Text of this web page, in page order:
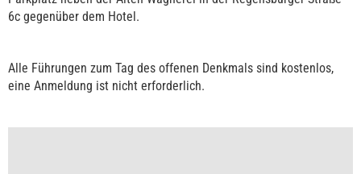
6c gegenüber dem Hotel.
Alle Führungen zum Tag des offenen Denkmals sind kostenlos,
eine Anmeldung ist nicht erforderlich.